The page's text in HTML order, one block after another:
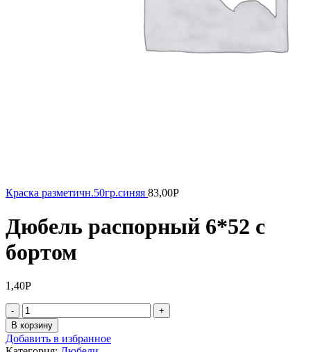
Краска разметичн.50гр.синяя 83,00Р
Дюбель распорный 6*52 с
бортом
1,40Р
Количество
товара
Дюбель
распорный
В корзину
Добавить в избранное